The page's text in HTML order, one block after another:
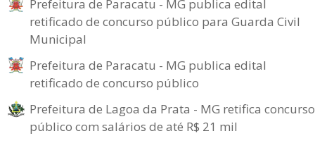
Prefeitura de Paracatu - MG publica edital
retificado de concurso público para Guarda Civil
Municipal
Prefeitura de Paracatu - MG publica edital
retificado de concurso público
Prefeitura de Lagoa da Prata - MG retifica concurso
público com salários de até R$ 21 mil